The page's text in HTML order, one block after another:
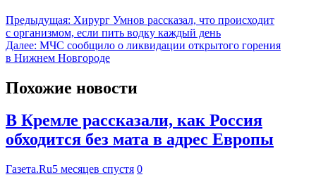
Предыдущая: Хирург Умнов рассказал, что происходит
с организмом, если пить водку каждый день
Далее: МЧС сообщило о ликвидации открытого горения
в Нижнем Новгороде
Похожие новости
В Кремле рассказали, как Россия
обходится без мата в адрес Европы
Газета.Ru5 месяцев спустя 0